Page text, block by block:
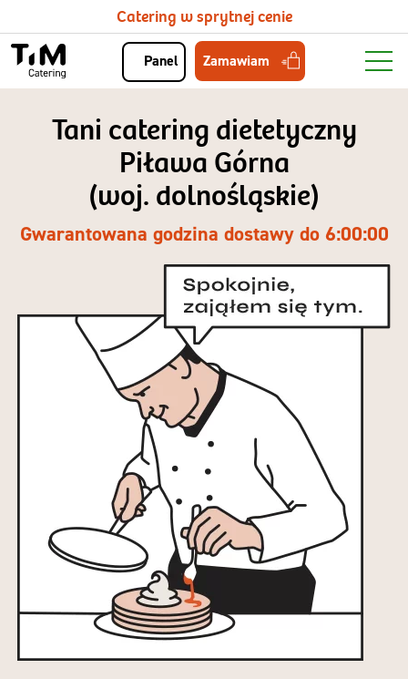
Catering w sprytnej cenie
Panel Zamawiam
Tani catering dietetyczny
Piława Górna
(woj. dolnośląskie)
Gwarantowana godzina dostawy do 6:00:00